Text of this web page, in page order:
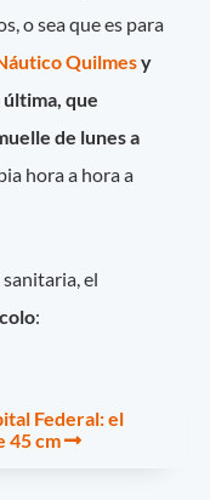
o sea que es para
Quilmesy
que
de lunes a
hora a hora a
el
:
Federal: el
45 cm